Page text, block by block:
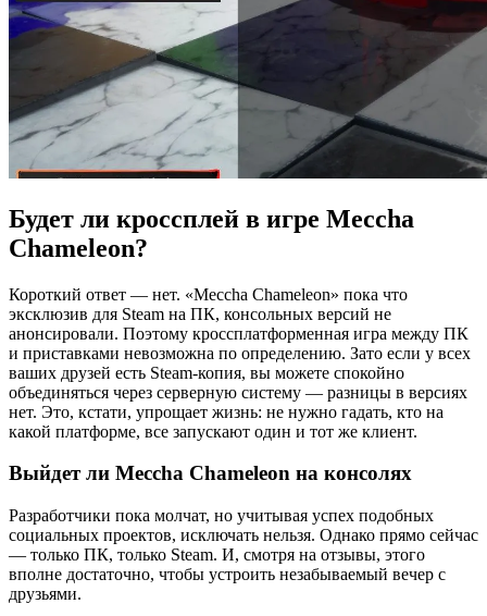
Будет ли кроссплей в игре Meccha
Chameleon?
Короткий ответ — нет. «Meccha Chameleon» пока что
эксклюзив для Steam на ПК, консольных версий не
анонсировали. Поэтому кроссплатформенная игра между ПК
и приставками невозможна по определению. Зато если у всех
ваших друзей есть Steam-копия, вы можете спокойно
объединяться через серверную систему — разницы в версиях
нет. Это, кстати, упрощает жизнь: не нужно гадать, кто на
какой платформе, все запускают один и тот же клиент.
Выйдет ли Meccha Chameleon на консолях
Разработчики пока молчат, но учитывая успех подобных
социальных проектов, исключать нельзя. Однако прямо сейчас
— только ПК, только Steam. И, смотря на отзывы, этого
вполне достаточно, чтобы устроить незабываемый вечер с
друзьями.